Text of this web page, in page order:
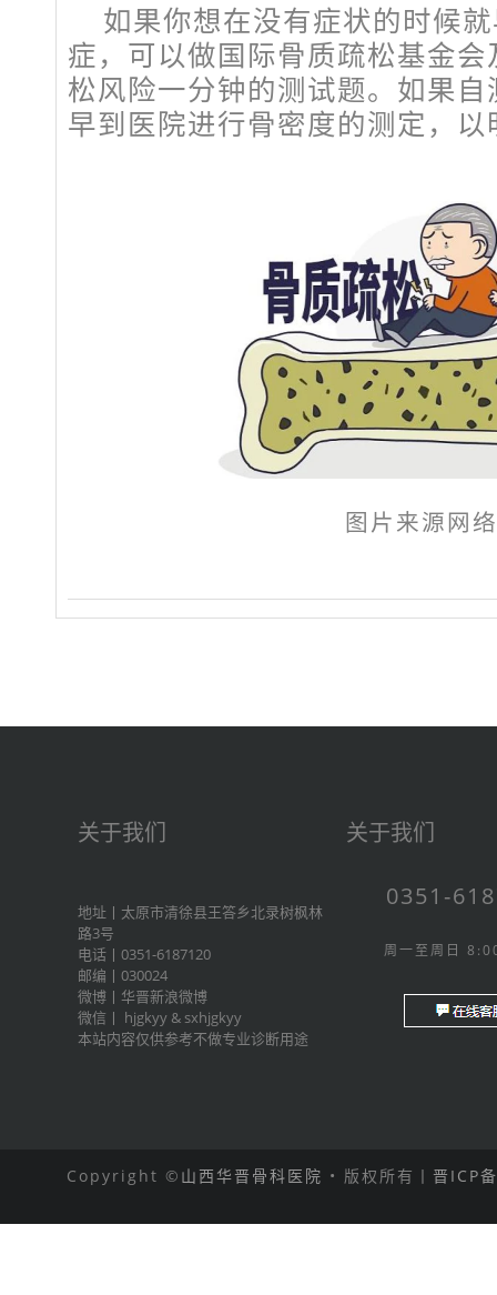
如果你想在没有症状的时候
症，可以做国际骨质疏松基金
松风险一分钟的测试题。如果
早到医院进行骨密度的测定，
图片来源网络
关于我们
地址丨太原市清徐县王答乡北录树枫林
路3号
电话丨0351-6187120
邮编丨030024
微博丨 华晋新浪微博
微信丨 hjgkyy & sxhjgkyy
本站内容仅供参考不做专业诊断用途
关于我们
0351-
周一至周日
Copyright © 山西华晋骨科医院 • 版权所有丨 晋ICP